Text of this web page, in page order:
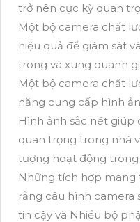
trở nên cực kỳ quan
Một bộ camera chất
hiệu quả để giám sát
trong và xung quanh
Một bộ camera chất
năng cung cấp hình
Hình ảnh sắc nét giúp
quan trọng trong nhà
tượng hoạt động trong
Những tích hợp mang
rằng câu hình camera
tin cậy và Nhiều bộ